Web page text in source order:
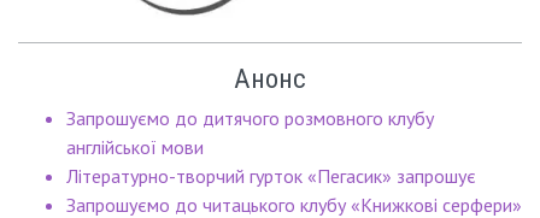
Анонс
Запрошуємо до дитячого розмовного клубу
англійської мови
Літературно-творчий гурток «Пегасик» запрошує
Запрошуємо до читацького клубу «Книжкові серфери»